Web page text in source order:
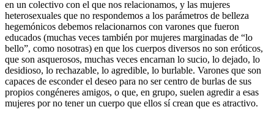
en un colectivo con el que nos relacionamos, y las mujeres
heterosexuales que no respondemos a los parámetros de belleza
hegemónicos debemos relacionarnos con varones que fueron
educados (muchas veces también por mujeres marginadas de “lo
bello”, como nosotras) en que los cuerpos diversos no son eróticos,
que son asquerosos, muchas veces encarnan lo sucio, lo dejado, lo
desidioso, lo rechazable, lo agredible, lo burlable. Varones que son
capaces de esconder el deseo para no ser centro de burlas de sus
propios congéneres amigos, o que, en grupo, suelen agredir a esas
mujeres por no tener un cuerpo que ellos sí crean que es atractivo.